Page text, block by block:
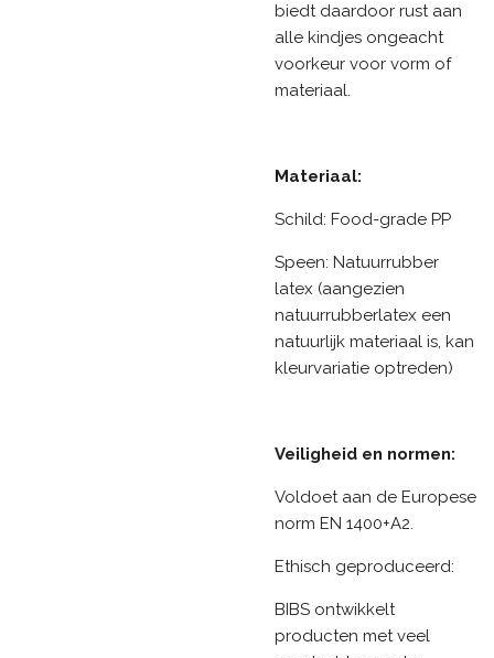
biedt daardoor rust aan
alle kindjes ongeacht
voorkeur voor vorm of
materiaal.
Materiaal:
Schild: Food-grade PP
Speen: Natuurrubber
latex (aangezien
natuurrubberlatex een
natuurlijk materiaal is, kan
kleurvariatie optreden)
Veiligheid en normen:
Voldoet aan de Europese
norm EN 1400+A2.
Ethisch geproduceerd:
BIBS ontwikkelt
producten met veel